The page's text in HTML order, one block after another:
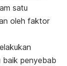
satu
oleh faktor
baik penyebab